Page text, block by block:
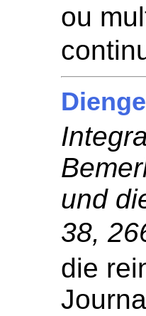
ou
und
38,
die